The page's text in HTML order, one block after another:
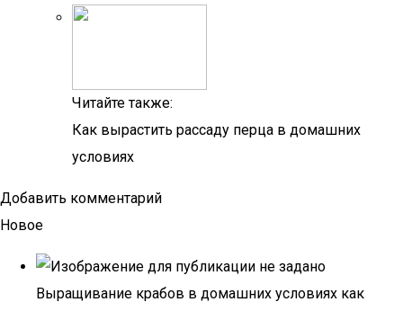
Читайте также:
Как вырастить рассаду перца в домашних
условиях
Добавить комментарий
Новое
Выращивание крабов в домашних условиях как